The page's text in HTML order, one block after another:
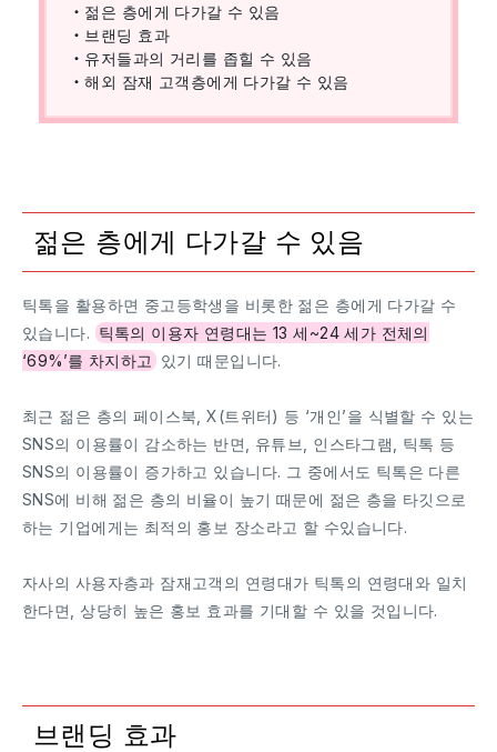
・젊은 층에게 다가갈 수 있음
・브랜딩 효과
・유저들과의 거리를 좁힐 수 있음
・해외 잠재 고객층에게 다가갈 수 있음
젊은 층에게 다가갈 수 있음
틱톡을 활용하면 중고등학생을 비롯한 젊은 층에게 다가갈 수
있습니다. 틱톡의 이용자 연령대는 13 세~24 세가 전체의
‘69%’를 차지하고 있기 때문입니다.
최근 젊은 층의 페이스북, X(트위터) 등 ‘개인’을 식별할 수 있는
SNS의 이용률이 감소하는 반면, 유튜브, 인스타그램, 틱톡 등
SNS의 이용률이 증가하고 있습니다. 그 중에서도 틱톡은 다른
SNS에 비해 젊은 층의 비율이 높기 때문에 젊은 층을 타깃으로
하는 기업에게는 최적의 홍보 장소라고 할 수있습니다.
자사의 사용자층과 잠재고객의 연령대가 틱톡의 연령대와 일치
한다면, 상당히 높은 홍보 효과를 기대할 수 있을 것입니다.
브랜딩 효과